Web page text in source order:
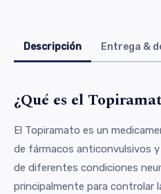
Descripción Entrega &
¿Qué es el
El Topiramato es un
de fármacos anticonvulsivos
de diferentes condiciones
principalmente para controlar